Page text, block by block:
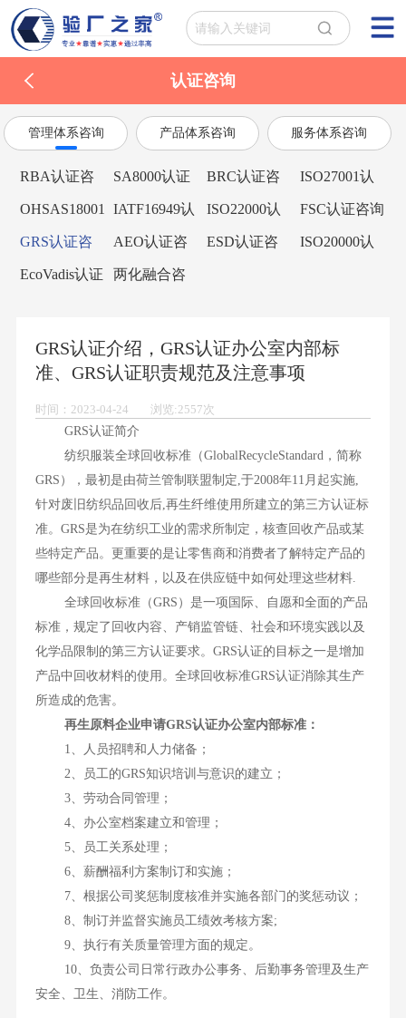
认证咨询
管理体系咨询 产品体系咨询 服务体系咨询
RBA认证咨
询
SA8000认证
咨询
BRC认证咨
询
ISO27001认
证咨询
OHSAS18001
认证咨询
IATF16949认
证咨询
ISO22000认
证咨询
FSC认证咨询
GRS认证咨
询
AEO认证咨
询
ESD认证咨
ISO20000认
EcoVadis认证
两化融合咨
GRS认证介绍，GRS认证办公室内部标
准、GRS认证职责规范及注意事项
时间：2023-04-24 浏览:2557次
GRS认证简介
纺织服装全球回收标准（GlobalRecycleStandard，简称
GRS），最初是由荷兰管制联盟制定,于2008年11月起实施,
针对废旧纺织品回收后,再生纤维使用所建立的第三方认证标
准。GRS是为在纺织工业的需求所制定，核查回收产品或某
些特定产品。更重要的是让零售商和消费者了解特定产品的
哪些部分是再生材料，以及在供应链中如何处理这些材料.
全球回收标准（GRS）是一项国际、自愿和全面的产品
标准，规定了回收内容、产销监管链、社会和环境实践以及
化学品限制的第三方认证要求。GRS认证的目标之一是增加
产品中回收材料的使用。全球回收标准GRS认证消除其生产
所造成的危害。
再生原料企业申请GRS认证办公室内部标准：
1、人员招聘和人力储备；
2、员工的GRS知识培训与意识的建立；
3、劳动合同管理；
4、办公室档案建立和管理；
5、员工关系处理；
6、薪酬福利方案制订和实施；
7、根据公司奖惩制度核准并实施各部门的奖惩动议；
8、制订并监督实施员工绩效考核方案;
9、执行有关质量管理方面的规定。
10、负责公司日常行政办公事务、后勤事务管理及生产
安全、卫生、消防工作。